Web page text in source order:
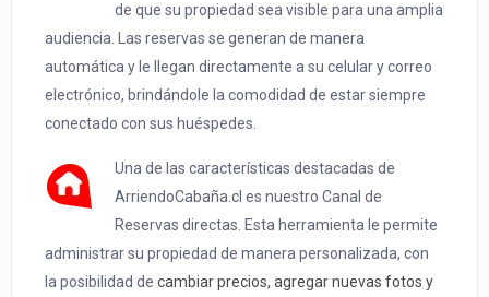
de que su propiedad sea visible para una amplia
audiencia. Las reservas se generan de manera
automática y le llegan directamente a su celular y correo
electrónico, brindándole la comodidad de estar siempre
conectado con sus huéspedes.
Una de las características destacadas de
ArriendoCabaña.cl es nuestro Canal de
Reservas directas. Esta herramienta le permite
administrar su propiedad de manera personalizada, con
la posibilidad decambiar precios, agregar nuevas fotos y